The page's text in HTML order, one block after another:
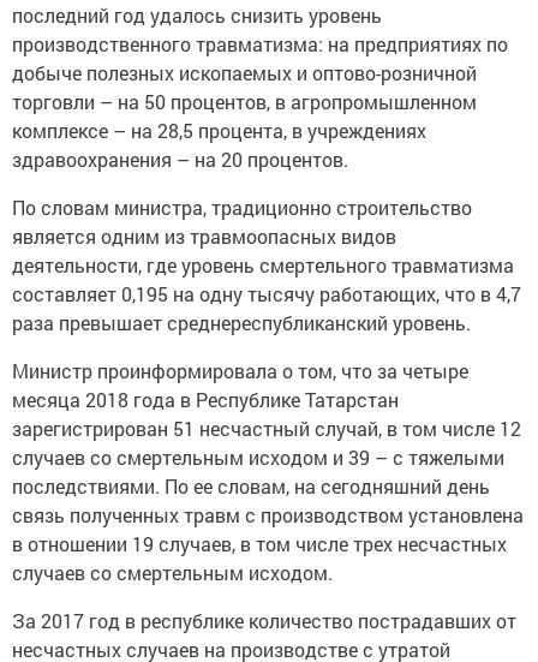
последний год удалось снизить уровень
производственного травматизма: на предприятиях по
добыче полезных ископаемых и оптово-розничной
торговли – на 50 процентов, в агропромышленном
комплексе – на 28,5 процента, в учреждениях
здравоохранения – на 20 процентов.
По словам министра, традиционно строительство
является одним из травмоопасных видов
деятельности, где уровень смертельного травматизма
составляет 0,195 на одну тысячу работающих, что в 4,7
раза превышает среднереспубликанский уровень.
Министр проинформировала о том, что за четыре
месяца 2018 года в Республике Татарстан
зарегистрирован 51 несчастный случай, в том числе 12
случаев со смертельным исходом и 39 – с тяжелыми
последствиями. По ее словам, на сегодняшний день
связь полученных травм с производством установлена
в отношении 19 случаев, в том числе трех несчастных
случаев со смертельным исходом.
За 2017 год в республике количество пострадавших от
несчастных случаев на производстве с утратой